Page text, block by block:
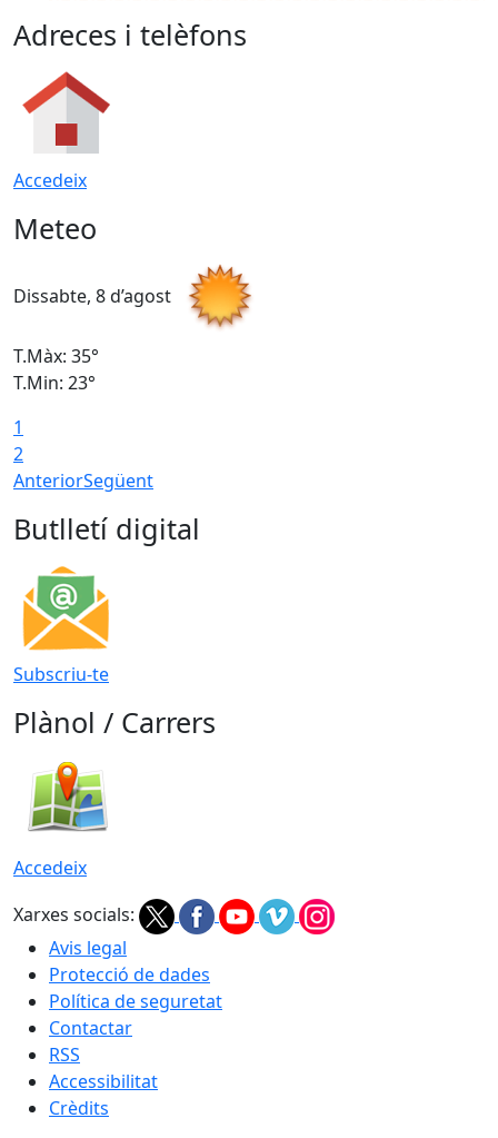
Adreces i telèfons
Accedeix
Meteo
Dissabte, 8 d’agost
T.Màx: 35°
T.Min: 23°
1
2
AnteriorSegüent
Butlletí digital
Subscriu-te
Plànol / Carrers
Accedeix
Xarxes socials:
Avis legal
Protecció de dades
Política de seguretat
Contactar
RSS
Accessibilitat
Crèdits